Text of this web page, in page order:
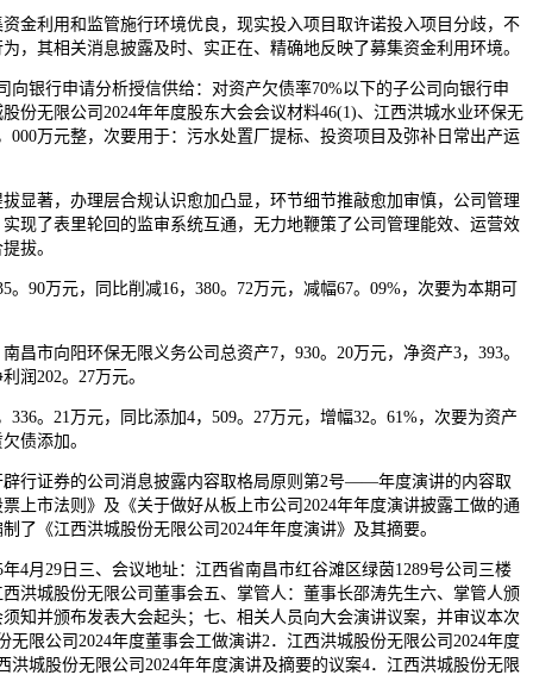
利用和监管施行环境优良，现实投入项目取许诺投入项目分歧，不
，其相关消息披露及时、实正在、精确地反映了募集资金利用环境。
行申请分析授信供给：对资产欠债率70%以下的子公司向银行申
份无限公司2024年年度股东大会会议材料46(1)、江西洪城水业环保无
000万元整，次要用于：污水处置厂提标、投资项目及弥补日常出产运
著，办理层合规认识愈加凸显，环节细节推敲愈加审慎，公司管理
现了表里轮回的监审系统互通，无力地鞭策了公司管理能效、运营效
拔。
万元，同比削减16，380。72万元，减幅67。09%，次要为本期可
市向阳环保无限义务公司总资产7，930。20万元，净资产3，393。
润202。27万元。
。21万元，同比添加4，509。27万元，增幅32。61%，次要为资产
债添加。
证券的公司消息披露内容取格局原则第2号——年度演讲的内容取
上市法则》及《关于做好从板上市公司2024年年度演讲披露工做的通
了《江西洪城股份无限公司2024年年度演讲》及其摘要。
29日三、会议地址：江西省南昌市红谷滩区绿茵1289号公司三楼
洪城股份无限公司董事会五、掌管人：董事长邵涛先生六、掌管人颁
知并颁布发表大会起头；七、相关人员向大会演讲议案，并审议本次
无限公司2024年度董事会工做演讲2．江西洪城股份无限公司2024年度
洪城股份无限公司2024年年度演讲及摘要的议案4．江西洪城股份无限